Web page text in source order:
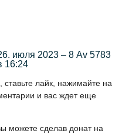
июля 2023 – 8 Av 5783
16:24
лайк, нажимайте на
и вас ждет еще
можете сделав донат на